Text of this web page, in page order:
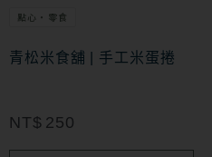
點心・零食
青松米食舖 | 手工米蛋捲
NT$ 250